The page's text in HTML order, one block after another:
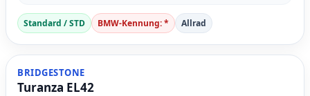
Standard / STD BMW-Kennung: * Allrad
BRIDGESTONE
Turanza EL42